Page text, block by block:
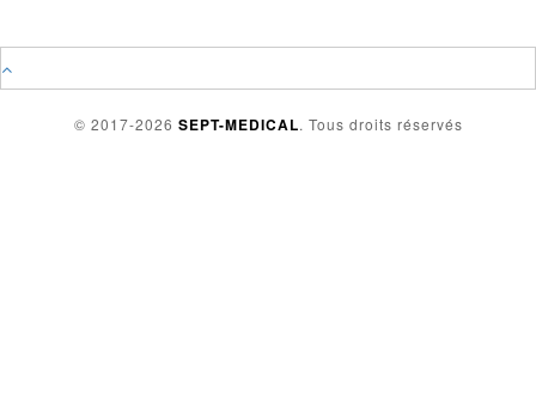
© 2017-2026 SEPT-MEDICAL. Tous droits réservés